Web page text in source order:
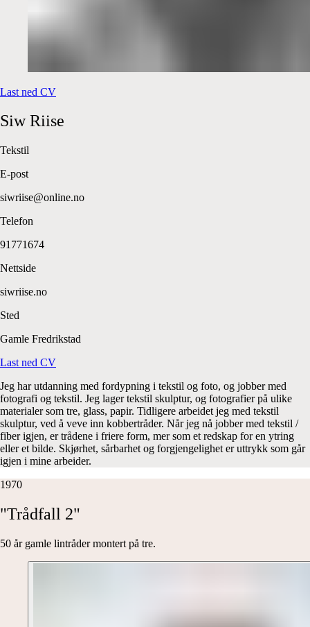
Last ned CV
Siw Riise
Tekstil
E-post
siwriise@online.no
Telefon
91771674
Nettside
siwriise.no
Sted
Gamle Fredrikstad
Last ned CV
Jeg har utdanning med fordypning i tekstil og foto, og jobber med
fotografi og tekstil. Jeg lager tekstil skulptur, og fotografier på ulike
materialer som tre, glass, papir. Tidligere arbeidet jeg med tekstil
skulptur, ved å veve inn kobbertråder. Når jeg nå jobber med tekstil /
fiber igjen, er trådene i friere form, mer som et redskap for en ytring
eller et bilde. Skjørhet, sårbarhet og forgjengelighet er uttrykk som går
igjen i mine arbeider.
1970
"Trådfall 2"
50 år gamle lintråder montert på tre.